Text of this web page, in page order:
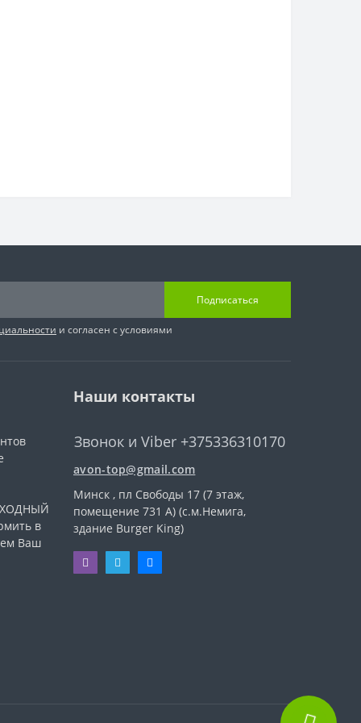
Подписаться
и согласен с условиями
в
Ваш
Наши контакты
Звонок и Viber +375336310170
avon-top@gmail.com
Минск , пл Свободы 17 (7 этаж,
помещение 731 А) (с.м.Немига,
здание Burger King)